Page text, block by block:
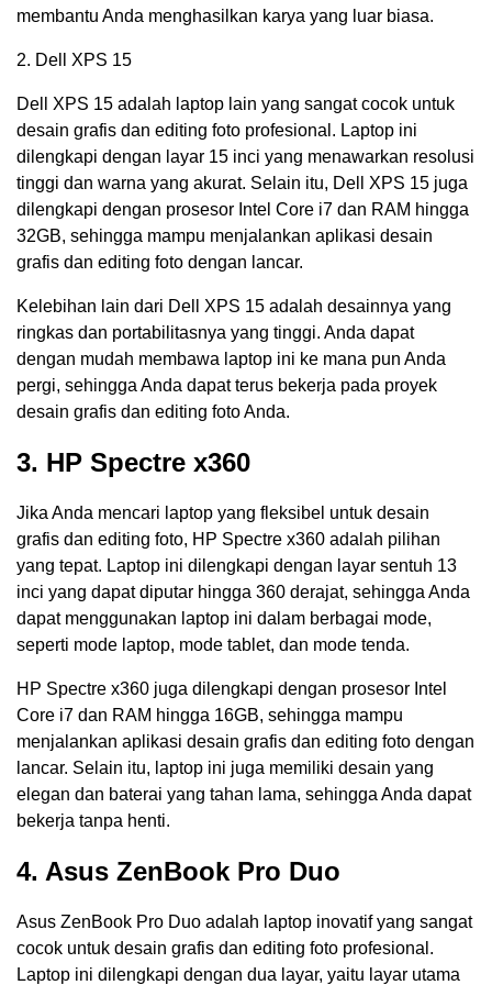
membantu Anda menghasilkan karya yang luar biasa.
2. Dell XPS 15
Dell XPS 15 adalah laptop lain yang sangat cocok untuk
desain grafis dan editing foto profesional. Laptop ini
dilengkapi dengan layar 15 inci yang menawarkan resolusi
tinggi dan warna yang akurat. Selain itu, Dell XPS 15 juga
dilengkapi dengan prosesor Intel Core i7 dan RAM hingga
32GB, sehingga mampu menjalankan aplikasi desain
grafis dan editing foto dengan lancar.
Kelebihan lain dari Dell XPS 15 adalah desainnya yang
ringkas dan portabilitasnya yang tinggi. Anda dapat
dengan mudah membawa laptop ini ke mana pun Anda
pergi, sehingga Anda dapat terus bekerja pada proyek
desain grafis dan editing foto Anda.
3. HP Spectre x360
Jika Anda mencari laptop yang fleksibel untuk desain
grafis dan editing foto, HP Spectre x360 adalah pilihan
yang tepat. Laptop ini dilengkapi dengan layar sentuh 13
inci yang dapat diputar hingga 360 derajat, sehingga Anda
dapat menggunakan laptop ini dalam berbagai mode,
seperti mode laptop, mode tablet, dan mode tenda.
HP Spectre x360 juga dilengkapi dengan prosesor Intel
Core i7 dan RAM hingga 16GB, sehingga mampu
menjalankan aplikasi desain grafis dan editing foto dengan
lancar. Selain itu, laptop ini juga memiliki desain yang
elegan dan baterai yang tahan lama, sehingga Anda dapat
bekerja tanpa henti.
4. Asus ZenBook Pro Duo
Asus ZenBook Pro Duo adalah laptop inovatif yang sangat
cocok untuk desain grafis dan editing foto profesional.
Laptop ini dilengkapi dengan dua layar, yaitu layar utama